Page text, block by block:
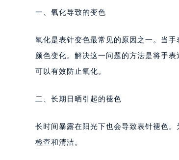
一、氧化导致的变色
氧化是表针变色最常见的原因之一。当
颜色变化。解决这一问题的方法是将手
可以有效防止氧化。
二、长期日晒引起的褪色
长时间暴露在阳光下也会导致表针褪色
检查和清洁。